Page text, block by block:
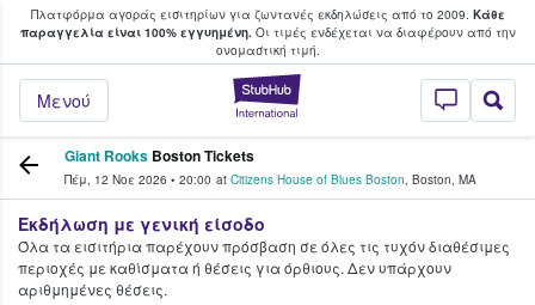
Πλατφόρμα αγοράς εισιτηρίων για ζωντανές εκδηλώσεις από το 2009. Κάθε
παραγγελία είναι 100% εγγυημένη.Οι τιμές ενδέχεται να διαφέρουν από την
oνομαστική τιμή.
StubHub - Όπου
Μενού
φαν αγοράζουν και πουλούν
Giant Rooks Boston Tickets
Πέμ, 12 Νοε 2026 • 20:00 at Citizens House of Blues Boston, Boston, MA
Εκδήλωση με γενική είσοδο
Όλα τα εισιτήρια παρέχουν πρόσβαση σε όλες τις τυχόν διαθέσιμες
περιοχές με καθίσματα ή θέσεις για όρθιους. Δεν υπάρχουν
αριθμημένες θέσεις.